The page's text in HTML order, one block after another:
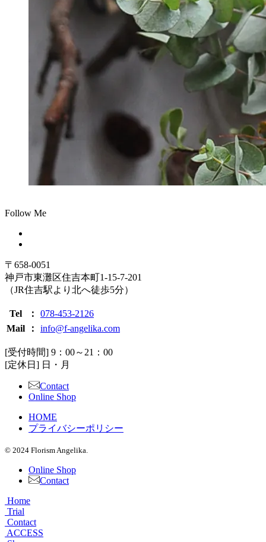
Follow Me
〒658-0051
神戸市東灘区住吉本町1-15-7-201
（JR住吉駅より北へ徒歩5分）
Tel ：
078-453-2126
Mail
： info@f-angelika.com
[受付時間] 9：00～21：00
[定休日] 日・月
Contact
Online Shop
HOME
プライバシーポリシー
© 2024 Florism Angelika.
Online Shop
Contact
Home
Trial
Contact
ACCESS